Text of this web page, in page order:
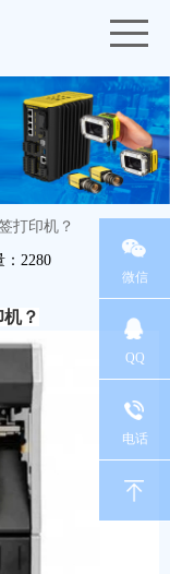
打印机？
2280
？
微信
QQ
电话